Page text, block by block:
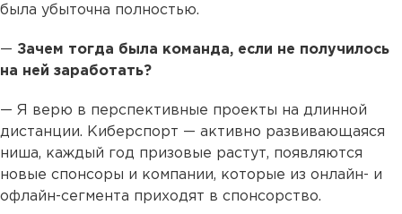
была убыточна полностью.
— Зачем тогда была команда, если не получилось
на ней заработать?
— Я верю в перспективные проекты на длинной
дистанции. Киберспорт — активно развивающаяся
ниша, каждый год призовые растут, появляются
новые спонсоры и компании, которые из онлайн- и
офлайн-сегмента приходят в спонсорство.